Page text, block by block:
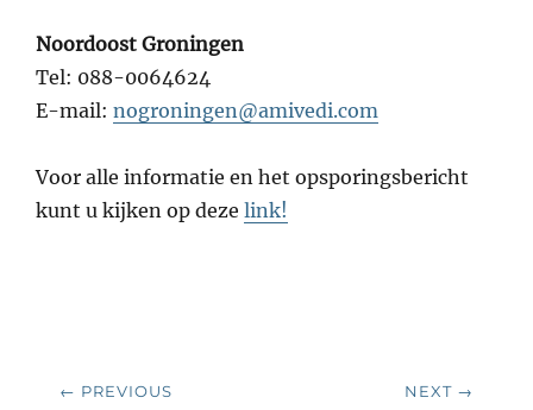
Noordoost Groningen
Tel: 088-0064624
E-mail: nogroningen@amivedi.com
Voor alle informatie en het opsporingsbericht
kunt u kijken op deze link!
Bericht
← PREVIOUS NEXT →